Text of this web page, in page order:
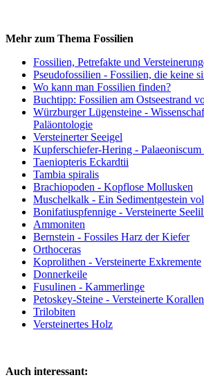
Mehr zum Thema Fossilien
Fossilien, Petrefakte und
Pseudofossilien - Fossilien, die keine
Wo kann man Fossilien finden?
Buchtipp: Fossilien am Ostseestrand
Würzburger Lügensteine -
Paläontologie
Versteinerter Seeigel
Kupferschiefer-Hering - Palaeoniscum
Taeniopteris Eckardtii
Tambia spiralis
Brachiopoden - Kopflose Mollusken
Muschelkalk - Ein Sedimentgestein
Bonifatiuspfennige - Versteinerte
Ammoniten
Bernstein - Fossiles Harz der Kiefer
Orthoceras
Koprolithen - Versteinerte Exkremente
Donnerkeile
Fusulinen - Kammerlinge
Petoskey-Steine - Versteinerte
Trilobiten
Versteinertes Holz
Auch interessant: